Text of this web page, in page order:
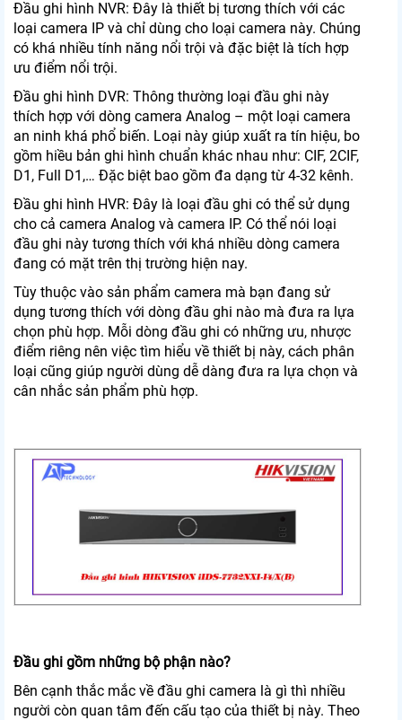
Đầu ghi hình NVR: Đây là thiết bị tương thích với các
loại camera IP và chỉ dùng cho loại camera này. Chúng
có khá nhiều tính năng nổi trội và đặc biệt là tích hợp
ưu điểm nổi trội.
Đầu ghi hình DVR: Thông thường loại đầu ghi này
thích hợp với dòng camera Analog – một loại camera
an ninh khá phổ biến. Loại này giúp xuất ra tín hiệu, bo
gồm hiều bản ghi hình chuẩn khác nhau như: CIF, 2CIF,
D1, Full D1,… Đặc biệt bao gồm đa dạng từ 4-32 kênh.
Đầu ghi hình HVR: Đây là loại đầu ghi có thể sử dụng
cho cả camera Analog và camera IP. Có thể nói loại
đầu ghi này tương thích với khá nhiều dòng camera
đang có mặt trên thị trường hiện nay.
Tùy thuộc vào sản phẩm camera mà bạn đang sử
dụng tương thích với dòng đầu ghi nào mà đưa ra lựa
chọn phù hợp. Mỗi dòng đầu ghi có những ưu, nhược
điểm riêng nên việc tìm hiểu về thiết bị này, cách phân
loại cũng giúp người dùng dễ dàng đưa ra lựa chọn và
cân nhắc sản phẩm phù hợp.
Đầu ghi gồm những bộ phận nào?
Bên cạnh thắc mắc về đầu ghi camera là gì thì nhiều
người còn quan tâm đến cấu tạo của thiết bị này. Theo